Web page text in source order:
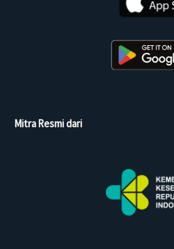
Mitra Resmi dari